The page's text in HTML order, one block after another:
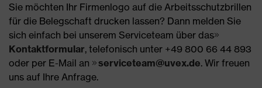
Sie möchten Ihr Firmenlogo auf die Arbeitsschutzbrillen
für die Belegschaft drucken lassen? Dann melden Sie
sich einfach bei unserem Serviceteam über das
Kontaktformular, telefonisch unter +49 800 66 44 893
oder per E-Mail an
serviceteam@uvex.de. Wir freuen
uns auf Ihre Anfrage.